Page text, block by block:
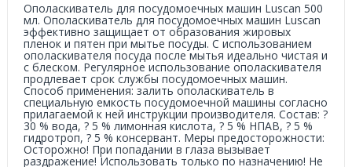
Ополаскиватель для посудомоечных машин Luscan 500
мл. Ополаскиватель для посудомоечных машин Luscan
эффективно защищает от образования жировых
пленок и пятен при мытье посуды. С использованием
ополаскивателя посуда после мытья идеально чистая и
с блеском. Регулярное использование ополаскивателя
продлевает срок службы посудомоечных машин.
Способ применения: залить ополаскиватель в
специальную емкость посудомоечной машины согласно
прилагаемой к ней инструкции производителя. Состав: ?
30 % вода, ? 5 % лимонная кислота, ? 5 % НПАВ, ? 5 %
гидротроп, ? 5 % консервант. Меры предосторожности:
Осторожно! При попадании в глаза вызывает
раздражение! Использовать только по назначению! Не